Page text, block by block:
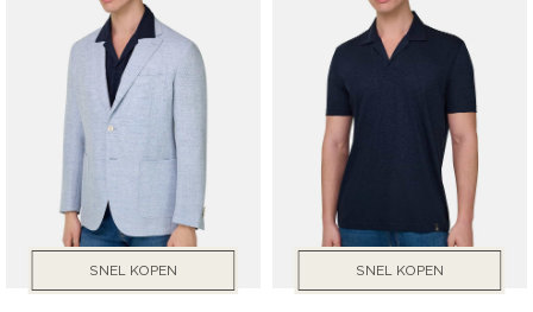
Diensten
Prijs
SNEL KOPEN SNEL KOPEN